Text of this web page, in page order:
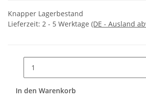
Knapper Lagerbestand
Lieferzeit: 2 - 5 Werktage (DE - Ausland
In den Warenkorb